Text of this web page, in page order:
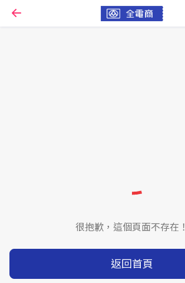
很抱歉，這個頁面不存在！
返回首頁